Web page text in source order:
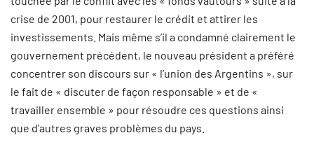
crise de 2001, pour restaurer le crédit et attirer les
investissements. Mais même s’il a condamné clairement le
gouvernement précédent, le nouveau président a préféré
concentrer son discours sur « l’union des Argentins », sur
le fait de « discuter de façon responsable » et de «
travailler ensemble » pour résoudre ces questions ainsi
que d’autres graves problèmes du pays.